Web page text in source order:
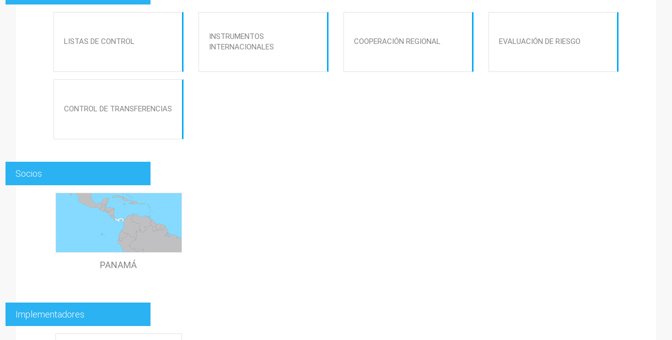
LISTAS DE CONTROL
INSTRUMENTOS
INTERNACIONALES
COOPERACIÓN REGIONAL EVALUACIÓN DE RIESGO
CONTROL DE TRANSFERENCIAS
Socios
PANAMÁ
Implementadores